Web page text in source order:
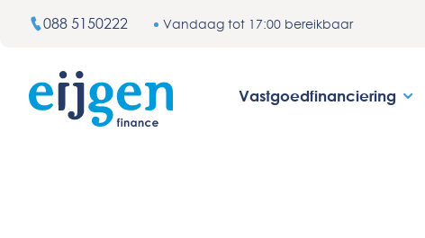
088 5150222 Vandaag tot 17:00 bereikbaar
Vastgoedfinanciering